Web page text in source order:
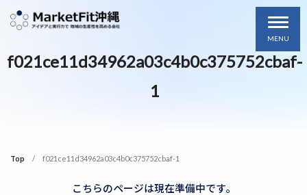
MENU
f021ce11d34962a03c4b0c375752cbaf-
1
Top f021ce11d34962a03c4b0c375752cbaf-1
こちらのページは現在準備中です。